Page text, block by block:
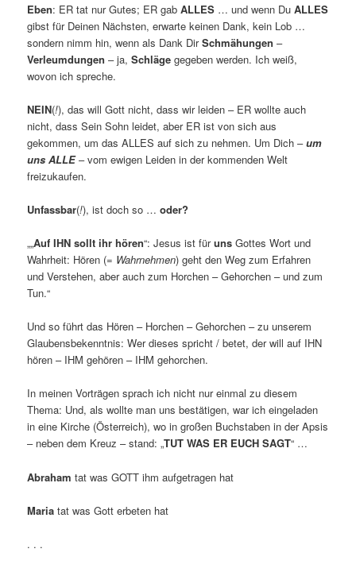
Eben: ER tat nur Gutes; ER gabALLES … und wenn DuALLES
gibst für Deinen Nächsten, erwarte keinen Dank, kein Lob …
sondern nimm hin, wenn als Dank DirSchmähungen –
Verleumdungen – ja,Schläge gegeben werden. Ich weiß,
wovon ich spreche.
NEIN(!), das will Gott nicht, dass wir leiden – ER wollte auch
nicht, dass Sein Sohn leidet, aber ER ist von sich aus
gekommen, um das ALLES auf sich zu nehmen. Um Dich –um
uns ALLE– vom ewigen Leiden in der kommenden Welt
freizukaufen.
Unfassbar(!), ist doch so …oder?
„„Auf IHN sollt ihr hören“: Jesus ist füruns Gottes Wort und
Wahrheit: Hören (= Wahrnehmen) geht den Weg zum Erfahren
und Verstehen, aber auch zum Horchen – Gehorchen – und zum
Tun.“
Und so führt das Hören – Horchen – Gehorchen – zu unserem
Glaubensbekenntnis: Wer dieses spricht / betet, der will auf IHN
hören – IHM gehören – IHM gehorchen.
In meinen Vorträgen sprach ich nicht nur einmal zu diesem
Thema: Und, als wollte man uns bestätigen, war ich eingeladen
in eine Kirche (Österreich), wo in großen Buchstaben in der Apsis
– neben dem Kreuz – stand: „TUT WAS ER EUCH SAGT“ …
Abraham tat was GOTT ihm aufgetragen hat
Maria tat was Gott erbeten hat
. . .